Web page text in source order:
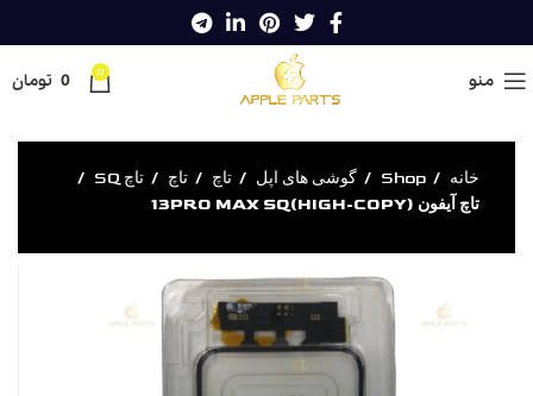
منو 0
0 تومان
خانه Shop گوشی های اپل تاچ تاچ
تاچ SQ
تاچ آیفون 13PRO MAX SQ(HIGH-COPY)